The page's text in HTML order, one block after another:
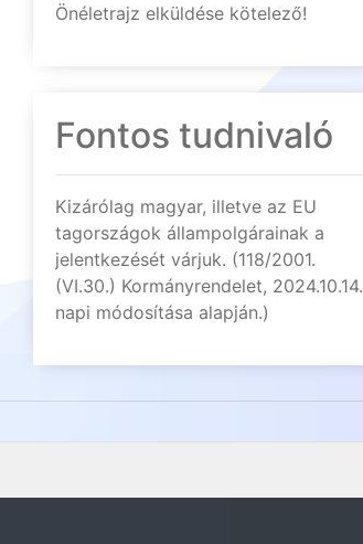
Önéletrajz elküldése kötelező!
Fontos tudnivaló
Kizárólag magyar, illetve az EU
tagországok állampolgárainak a
jelentkezését várjuk. (118/2001.
(VI.30.) Kormányrendelet, 2024.10.14.
napi módosítása alapján.)